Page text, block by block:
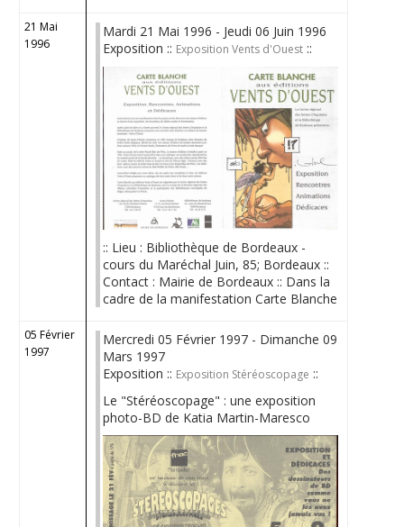
21 Mai
1996
Mardi 21 Mai 1996 - Jeudi 06 Juin 1996
Exposition :: Exposition Vents d'Ouest ::
:: Lieu : Bibliothèque de Bordeaux -
cours du Maréchal Juin, 85; Bordeaux ::
Contact : Mairie de Bordeaux :: Dans la
cadre de la manifestation Carte Blanche
05 Février
1997
Mercredi 05 Février 1997 - Dimanche 09
Mars 1997
Exposition :: Exposition Stéréoscopage ::
Le "Stéréoscopage" : une exposition
photo-BD de Katia Martin-Maresco